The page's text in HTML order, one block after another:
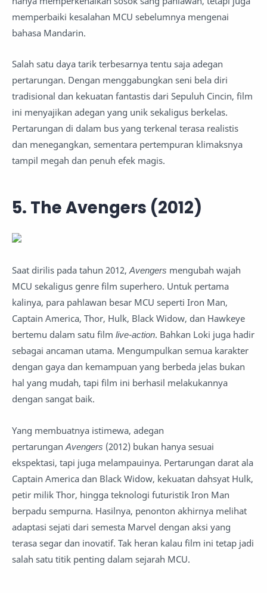
memperbaiki kesalahan MCU sebelumnya mengenai
bahasa Mandarin.
Salah satu daya tarik terbesarnya tentu saja adegan
pertarungan. Dengan menggabungkan seni bela diri
tradisional dan kekuatan fantastis dari Sepuluh Cincin, film
ini menyajikan adegan yang unik sekaligus berkelas.
Pertarungan di dalam bus yang terkenal terasa realistis
dan menegangkan, sementara pertempuran klimaksnya
tampil megah dan penuh efek magis.
5. The Avengers (2012)
Saat dirilis pada tahun 2012,Avengers mengubah wajah
MCU sekaligus genre film superhero. Untuk pertama
kalinya, para pahlawan besar MCU seperti Iron Man,
Captain America, Thor, Hulk, Black Widow, dan Hawkeye
bertemu dalam satu film live-action. Bahkan Loki juga hadir
sebagai ancaman utama. Mengumpulkan semua karakter
dengan gaya dan kemampuan yang berbeda jelas bukan
hal yang mudah, tapi film ini berhasil melakukannya
dengan sangat baik.
Yang membuatnya istimewa, adegan
pertarungan Avengers (2012) bukan hanya sesuai
ekspektasi, tapi juga melampauinya. Pertarungan darat ala
Captain America dan Black Widow, kekuatan dahsyat Hulk,
petir milik Thor, hingga teknologi futuristik Iron Man
berpadu sempurna. Hasilnya, penonton akhirnya melihat
adaptasi sejati dari semesta Marvel dengan aksi yang
terasa segar dan inovatif. Tak heran kalau film ini tetap jadi
salah satu titik penting dalam sejarah MCU.